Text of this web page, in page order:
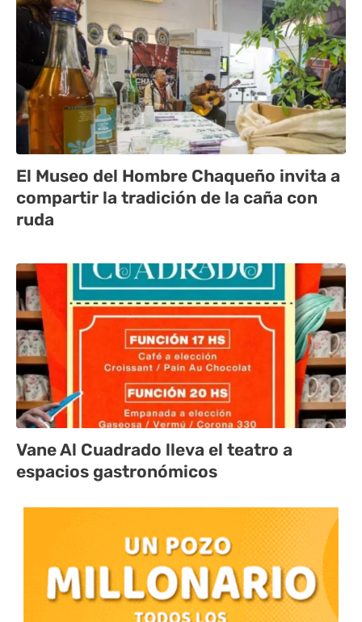
El Museo del Hombre Chaqueño invita a
compartir la tradición de la caña con
ruda
Vane Al Cuadrado lleva el teatro a
espacios gastronómicos